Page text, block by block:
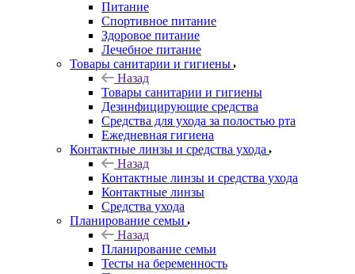
Питание
Спортивное питание
Здоровое питание
Лечебное питание
Товары санитарии и гигиены
Назад
Товары санитарии и гигиены
Дезинфицирующие средства
Средства для ухода за полостью рта
Ежедневная гигиена
Контактные линзы и средства ухода
Назад
Контактные линзы и средства ухода
Контактные линзы
Средства ухода
Планирование семьи
Назад
Планирование семьи
Тесты на беременность